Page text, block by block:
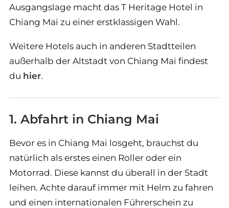
Ausgangslage macht das T Heritage Hotel in
Chiang Mai zu einer erstklassigen Wahl.
Weitere Hotels auch in anderen Stadtteilen
außerhalb der Altstadt von Chiang Mai findest
du hier.
1. Abfahrt in Chiang Mai
Bevor es in Chiang Mai losgeht, brauchst du
natürlich als erstes einen Roller oder ein
Motorrad. Diese kannst du überall in der Stadt
leihen. Achte darauf immer mit Helm zu fahren
und einen internationalen Führerschein zu